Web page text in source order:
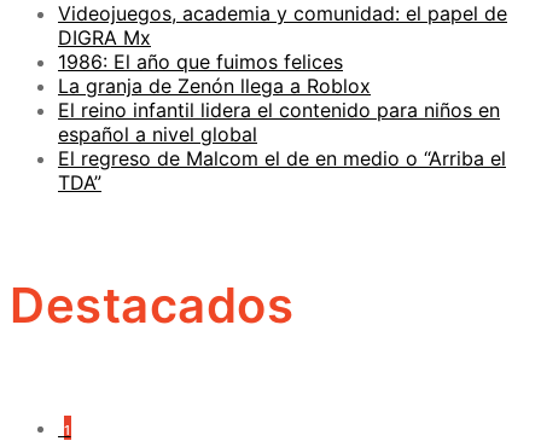
Videojuegos, academia y comunidad: el papel de
DIGRA Mx
1986: El año que fuimos felices
La granja de Zenón llega a Roblox
El reino infantil lidera el contenido para niños en
español a nivel global
El regreso de Malcom el de en medio o “Arriba el
TDA”
Destacados
1